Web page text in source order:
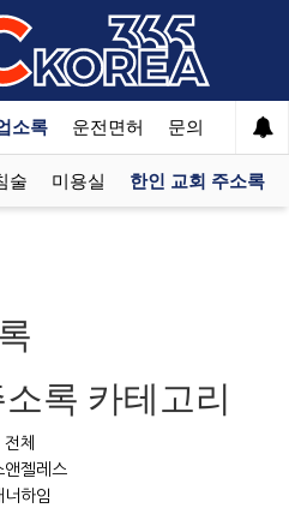
소록 운전면허 문의 광고
술 미용실 한인 교회 주소록
록 카테고리
전체
앤젤레스
너하임